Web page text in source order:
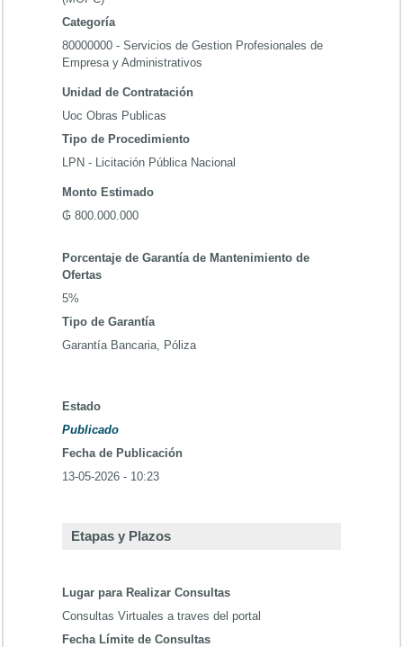
Categoría
80000000 - Servicios de Gestion Profesionales de
Empresa y Administrativos
Unidad de Contratación
Uoc Obras Publicas
Tipo de Procedimiento
LPN - Licitación Pública Nacional
Monto Estimado
₲ 800.000.000
Porcentaje de Garantía de Mantenimiento de
Ofertas
5%
Tipo de Garantía
Garantía Bancaria, Póliza
Estado
Publicado
Fecha de Publicación
13-05-2026 - 10:23
Etapas y Plazos
Lugar para Realizar Consultas
Consultas Virtuales a traves del portal
Fecha Límite de Consultas